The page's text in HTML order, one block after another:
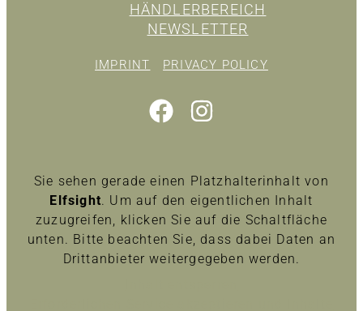
HÄNDLERBEREICH
NEWSLETTER
IMPRINT PRIVACY POLICY
Sie sehen gerade einen Platzhalterinhalt von
Elfsight. Um auf den eigentlichen Inhalt
zuzugreifen, klicken Sie auf die Schaltfläche
unten. Bitte beachten Sie, dass dabei Daten an
Drittanbieter weitergegeben werden.